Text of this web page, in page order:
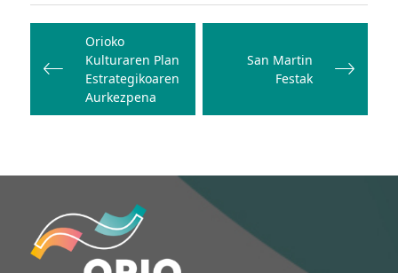
Bidalketetan
zehar
nabigatu
Orioko
Kulturaren Plan
Estrategikoaren
Aurkezpena
San Martin
Festak